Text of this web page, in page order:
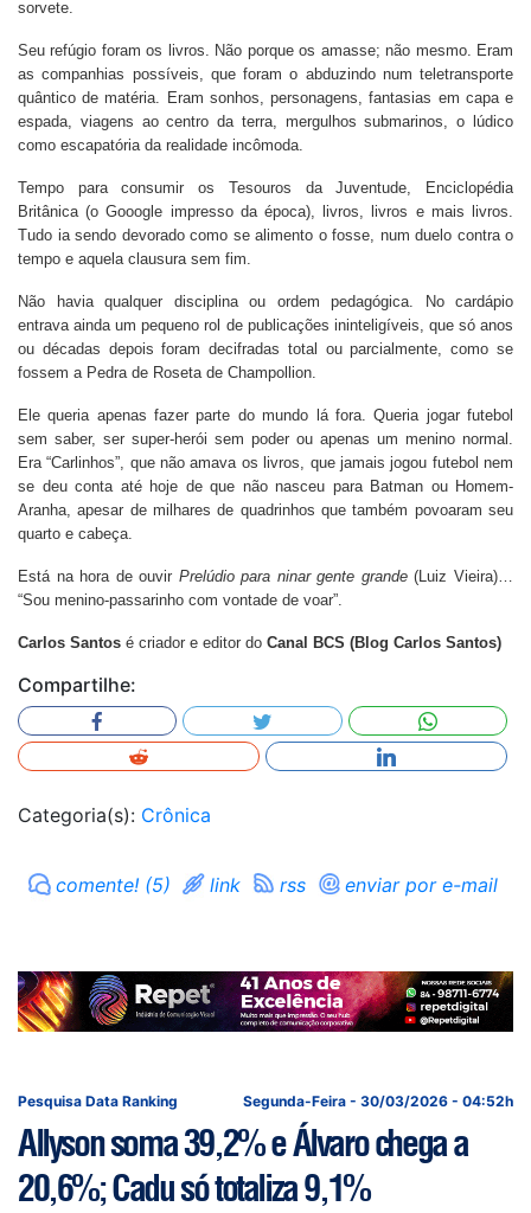
sorvete.
Seu refúgio foram os livros. Não porque os amasse; não mesmo. Eram
as companhias possíveis, que foram o abduzindo num teletransporte
quântico de matéria. Eram sonhos, personagens, fantasias em capa e
espada, viagens ao centro da terra, mergulhos submarinos, o lúdico
como escapatória da realidade incômoda.
Tempo para consumir os Tesouros da Juventude, Enciclopédia
Britânica (o Gooogle impresso da época), livros, livros e mais livros.
Tudo ia sendo devorado como se alimento o fosse, num duelo contra o
tempo e aquela clausura sem fim.
Não havia qualquer disciplina ou ordem pedagógica. No cardápio
entrava ainda um pequeno rol de publicações ininteligíveis, que só anos
ou décadas depois foram decifradas total ou parcialmente, como se
fossem a Pedra de Roseta de Champollion.
Ele queria apenas fazer parte do mundo lá fora. Queria jogar futebol
sem saber, ser super-herói sem poder ou apenas um menino normal.
Era “Carlinhos”, que não amava os livros, que jamais jogou futebol nem
se deu conta até hoje de que não nasceu para Batman ou Homem-
Aranha, apesar de milhares de quadrinhos que também povoaram seu
quarto e cabeça.
Está na hora de ouvir Prelúdio para ninar gente grande(Luiz Vieira)…
“Sou menino-passarinho com vontade de voar”.
Carlos Santos é criador e editor do Canal BCS (Blog Carlos Santos)
Compartilhe:
Categoria(s): Crônica
comente! (5) link rss enviar por e-mail
Segunda-Feira - 30/03/2026 - 04:52h
Pesquisa Data Ranking
Allyson soma 39,2% e Álvaro chega a
20,6%; Cadu só totaliza 9,1%